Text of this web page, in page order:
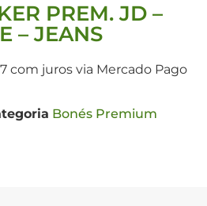
PREM. JD –
– JEANS
com juros via Mercado Pago
Bonés Premium